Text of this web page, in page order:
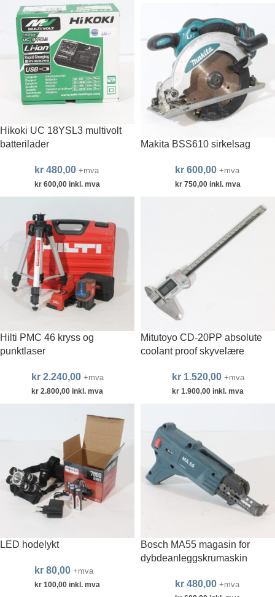
Hikoki UC 18YSL3 multivolt
batterilader
kr 480,00 +mva
kr 600,00 inkl. mva
Makita BSS610 sirkelsag
kr 600,00 +mva
kr 750,00 inkl. mva
Hilti PMC 46 kryss og
punktlaser
kr2.240,00 +mva
kr2.800,00inkl. mva
Mitutoyo CD-20PP absolute
coolant proof skyvelære
kr1.520,00 +mva
kr1.900,00inkl. mva
LED hodelykt
kr 80,00 +mva
kr 100,00 inkl. mva
Bosch MA55 magasin for
dybdeanleggskrumaskin
kr 480,00 +mva